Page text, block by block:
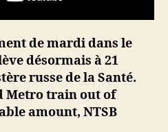
de mardi dans le
désormais à 21
russe de la Santé.